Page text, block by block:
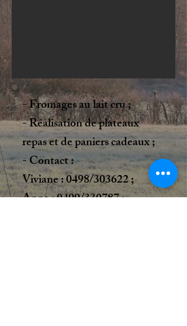
- Fromages au lait cru ;
- Réalisation de plateaux
repas et de paniers cadeaux ;
- Contact :
Viviane : 0498/303622 ;
Anne : 0499/330787 ;